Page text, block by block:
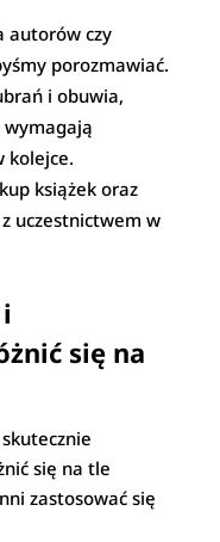
autorów czy
porozmawiać.
i obuwia,
wymagają
kolejce.
książek oraz
uczestnictwem w
się na
się na tle
zastosować się